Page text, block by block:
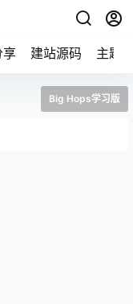
享 建站源码 主题
Big Hops学习版